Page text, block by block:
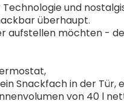
und
überhaupt.
aufstellen möchten -
Snackfach in der
von 40 l